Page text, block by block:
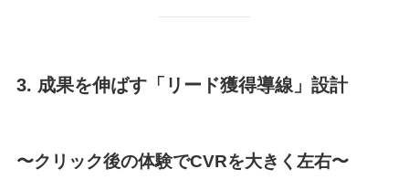
3. 成果を伸ばす「リード獲得導線」設計
〜クリック後の体験でCVRを大きく左右〜